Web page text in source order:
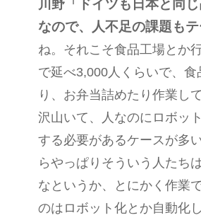
川野「ドイツも日本と同
なので、人不足の課題も
ね。それこそ食品工場とか行
で延べ3,000人くらいで、食
り、お弁当詰めたり作業し
沢山いて、人なのにロボッ
する必要があるケースが多
らやっぱりそういう人たち
なというか、とにかく作業
のはロボット化とか自動化